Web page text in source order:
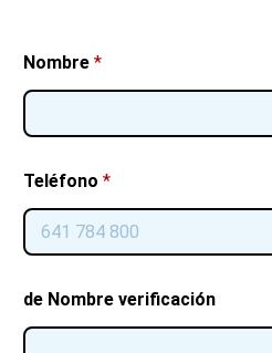
Nombre *
Teléfono *
de Nombre verificación